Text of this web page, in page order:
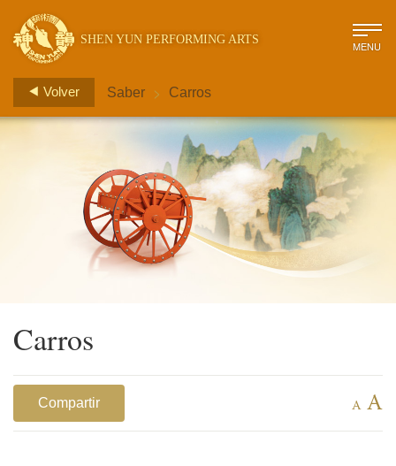
SHEN YUN PERFORMING ARTS MENU
Volver Saber > Carros
Carros
Compartir A A